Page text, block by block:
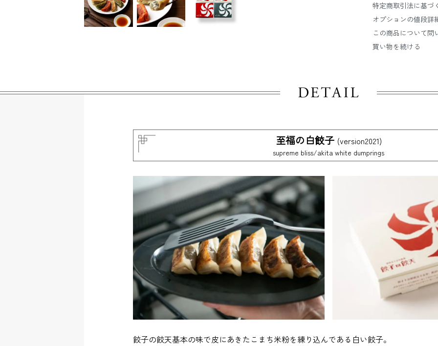
特定商取引法に基づ
オプションの値段詳
この商品について問
買い物を続ける
至福の白餃子 (version2021)
supreme bliss/akita white dumprings
餃子の餃天基本の味で皮にあきたこまち米粉を練り込んである白い餃子。